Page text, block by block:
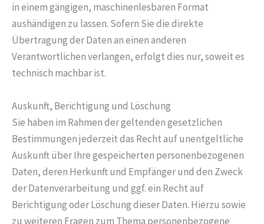
in einem gängigen, maschinenlesbaren Format
aushändigen zu lassen. Sofern Sie die direkte
Übertragung der Daten an einen anderen
Verantwortlichen verlangen, erfolgt dies nur, soweit es
technisch machbar ist.
Auskunft, Berichtigung und Löschung
Sie haben im Rahmen der geltenden gesetzlichen
Bestimmungen jederzeit das Recht auf unentgeltliche
Auskunft über Ihre gespeicherten personenbezogenen
Daten, deren Herkunft und Empfänger und den Zweck
der Datenverarbeitung und ggf. ein Recht auf
Berichtigung oder Löschung dieser Daten. Hierzu sowie
zu weiteren Fragen zum Thema personenbezogene